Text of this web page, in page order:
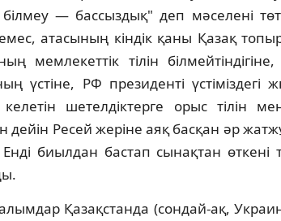
— бассыздық" деп мәселенi
атасының кiндiк қаны Қазақ
мемлекеттiк тiлiн бiлмейтiндiгiне,
үстiне, РФ президентi үстiмiздегi
шетелдiктерге орыс тiлiн
дейiн Ресей жерiне аяқ басқан әр
биылдан бастап сынақтан өткенi
Қазақстанда (сондай-ақ,